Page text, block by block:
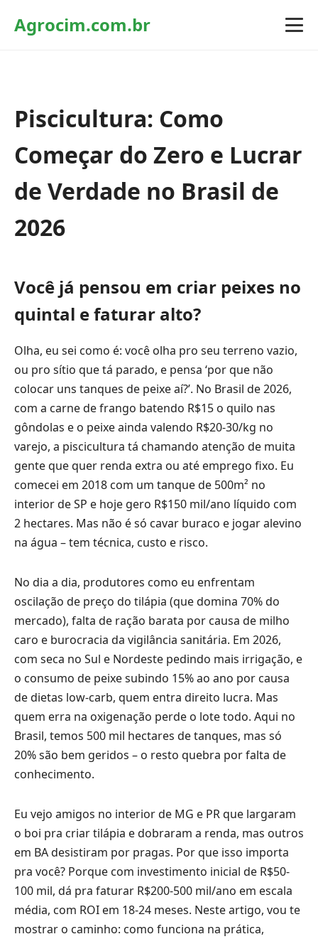
Agrocim.com.br
Piscicultura: Como
Começar do Zero e Lucrar
de Verdade no Brasil de
2026
Você já pensou em criar peixes no
quintal e faturar alto?
Olha, eu sei como é: você olha pro seu terreno vazio,
ou pro sítio que tá parado, e pensa ‘por que não
colocar uns tanques de peixe aí?’. No Brasil de 2026,
com a carne de frango batendo R$15 o quilo nas
gôndolas e o peixe ainda valendo R$20-30/kg no
varejo, a piscicultura tá chamando atenção de muita
gente que quer renda extra ou até emprego fixo. Eu
comecei em 2018 com um tanque de 500m² no
interior de SP e hoje gero R$150 mil/ano líquido com
2 hectares. Mas não é só cavar buraco e jogar alevino
na água – tem técnica, custo e risco.
No dia a dia, produtores como eu enfrentam
oscilação de preço do tilápia (que domina 70% do
mercado), falta de ração barata por causa de milho
caro e burocracia da vigilância sanitária. Em 2026,
com seca no Sul e Nordeste pedindo mais irrigação, e
o consumo de peixe subindo 15% ao ano por causa
de dietas low-carb, quem entra direito lucra. Mas
quem erra na oxigenação perde o lote todo. Aqui no
Brasil, temos 500 mil hectares de tanques, mas só
20% são bem geridos – o resto quebra por falta de
conhecimento.
Eu vejo amigos no interior de MG e PR que largaram
o boi pra criar tilápia e dobraram a renda, mas outros
em BA desistiram por pragas. Por que isso importa
pra você? Porque com investimento inicial de R$50-
100 mil, dá pra faturar R$200-500 mil/ano em escala
média, com ROI em 18-24 meses. Neste artigo, vou te
mostrar o caminho: como funciona na prática,